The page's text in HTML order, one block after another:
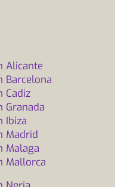
Alicante
Barcelona
Cadiz
Granada
Ibiza
Madrid
Malaga
Mallorca